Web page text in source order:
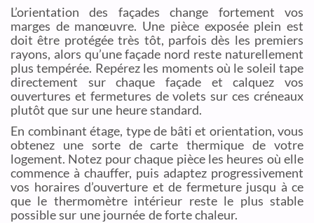
L’orientation des façades change fortement vos
marges de manœuvre. Une pièce exposée plein est
doit être protégée très tôt, parfois dès les premiers
rayons, alors qu’une façade nord reste naturellement
plus tempérée. Repérez les moments où le soleil tape
directement sur chaque façade et calquez vos
ouvertures et fermetures de volets sur ces créneaux
plutôt que sur une heure standard.
En combinant étage, type de bâti et orientation, vous
obtenez une sorte de carte thermique de votre
logement. Notez pour chaque pièce les heures où elle
commence à chauffer, puis adaptez progressivement
vos horaires d’ouverture et de fermeture jusqu à ce
que le thermomètre intérieur reste le plus stable
possible sur une journée de forte chaleur.